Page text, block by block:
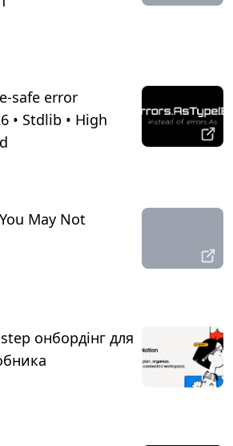
safe error
• Stdlib • High
May Not
онбордінг для